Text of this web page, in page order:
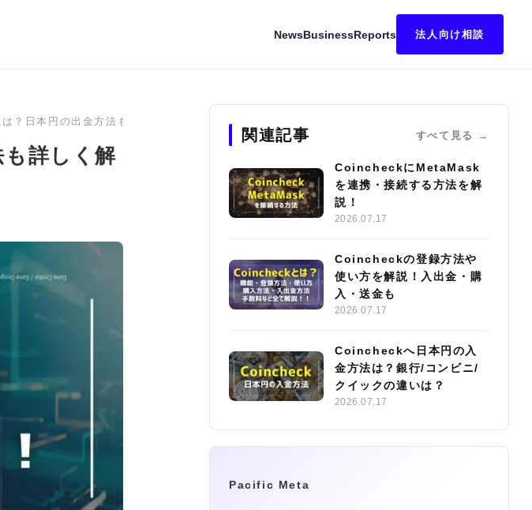
NewsBusinessReports 法人向け相談
？日本円の出金方法も詳しく解説！
詳しく解
関連記事 すべて見る
CoincheckにMetaMask
を連携・接続する方法を解
説！
2026.07.17
Coincheckの登録方法や
使い方を解説！入出金・購
入・送金も
2026.07.17
Coincheckへ日本円の入
金方法は？銀行/コンビニ/
クイックの違いは？
2026.07.17
Pacific Meta